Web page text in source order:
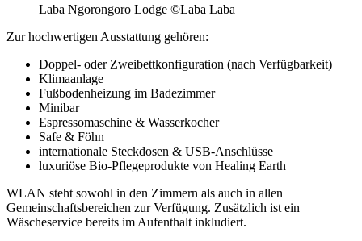
Laba Ngorongoro Lodge ©Laba Laba
Zur hochwertigen Ausstattung gehören:
Doppel- oder Zweibettkonfiguration (nach Verfügbarkeit)
Klimaanlage
Fußbodenheizung im Badezimmer
Minibar
Espressomaschine & Wasserkocher
Safe & Föhn
internationale Steckdosen & USB-Anschlüsse
luxuriöse Bio-Pflegeprodukte von Healing Earth
WLAN steht sowohl in den Zimmern als auch in allen
Gemeinschaftsbereichen zur Verfügung. Zusätzlich ist ein
Wäscheservice bereits im Aufenthalt inkludiert.